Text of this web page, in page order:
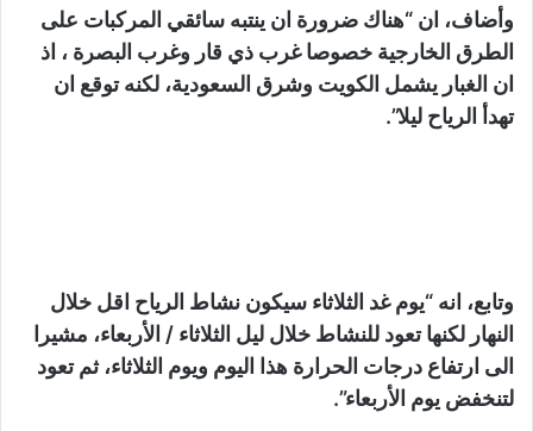
وأضاف، ان “هناك ضرورة ان ينتبه سائقي المركبات على
الطرق الخارجية خصوصا غرب ذي قار وغرب البصرة ، اذ
ان الغبار يشمل الكويت وشرق السعودية، لكنه توقع ان
تهدأ الرياح ليلا”.
وتابع، انه “يوم غد الثلاثاء سيكون نشاط الرياح اقل خلال
النهار لكنها تعود للنشاط خلال ليل الثلاثاء / الأربعاء، مشيرا
الى ارتفاع درجات الحرارة هذا اليوم ويوم الثلاثاء، ثم تعود
لتنخفض يوم الأربعاء”.